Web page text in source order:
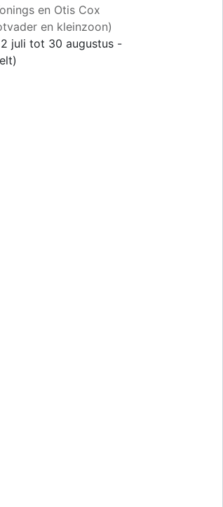
en Otis Cox
en kleinzoon)
2 juli tot 30 augustus -